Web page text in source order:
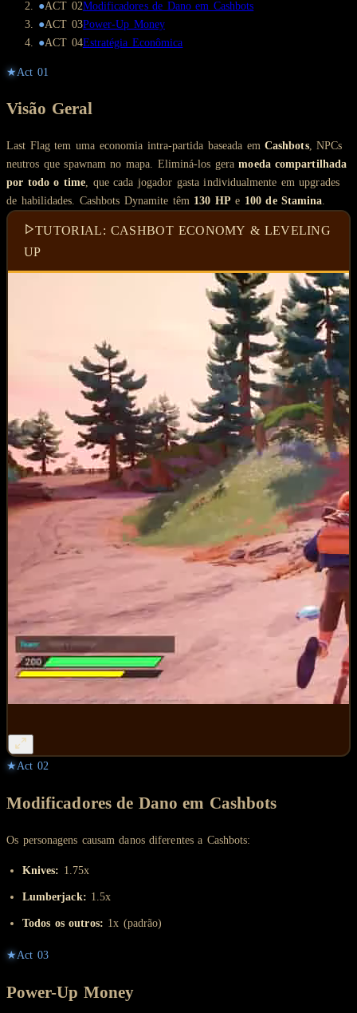
●ACT 02Modificadores de Dano em Cashbots
●ACT 03Power-Up Money
●ACT 04Estratégia Econômica
★Act 01
Visão Geral
Last Flag tem uma economia intra-partida baseada emCashbots, NPCs
neutros que spawnam no mapa. Eliminá-los geramoeda compartilhada
por todo o time, que cada jogador gasta individualmente em upgrades
de habilidades. Cashbots Dynamite têm 130 HP e 100 de Stamina.
TUTORIAL: CASHBOT ECONOMY & LEVELING
UP
★Act 02
Modificadores de Dano em Cashbots
Os personagens causam danos diferentes a Cashbots:
Knives: 1.75x
Lumberjack: 1.5x
Todos os outros: 1x (padrão)
★Act 03
Power-Up Money